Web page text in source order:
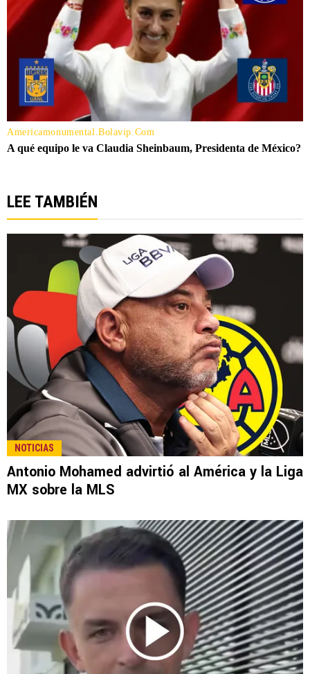
LEE TAMBIÉN
NOTICIAS
Antonio Mohamed advirtió al América y la Liga
MX sobre la MLS